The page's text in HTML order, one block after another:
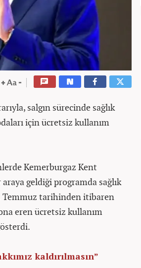
salgın sürecinde sağlık
için ücretsiz kullanım
Kemerburgaz Kent
geldiği programda sağlık
Temmuz tarihinden itibaren
eren ücretsiz kullanım
kaldırılmasın”